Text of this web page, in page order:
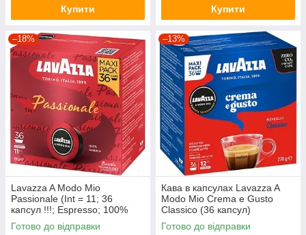
Купити Купити
–18%
Lavazza A Modo Mio
Passionale (Int = 11; 36
капсул !!!; Espresso; 100%
Арабіка)
Готово до відправки
–13%
Кава в капсулах Lavazza A
Modo Mio Crema e Gusto
Classico (36 капсул)
Готово до відправки